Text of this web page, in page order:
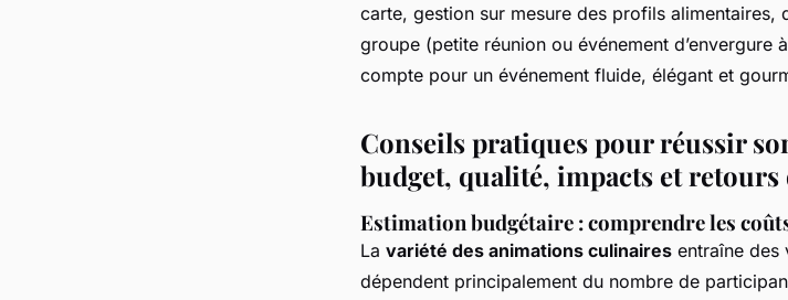
carte, gestion sur mesure des profils alimentaires,
groupe (petite réunion ou événement d’envergure
compte pour un événement fluide, élégant et
Conseils pratiques pour réussir
budget, qualité, impacts et retours
Estimation budgétaire : comprendre les
La variété des animations culinaires entraîne des
dépendent principalement du nombre de